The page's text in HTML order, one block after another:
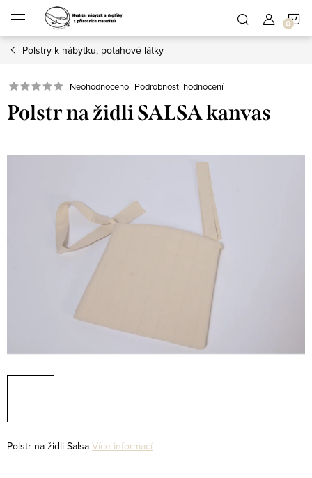
obsah
Polstry k nábytku, potahové látky
Neohodnoceno Podrobnosti hodnocení
Polstr na židli SALSA kanvas
Polstr na židli Salsa Více informací